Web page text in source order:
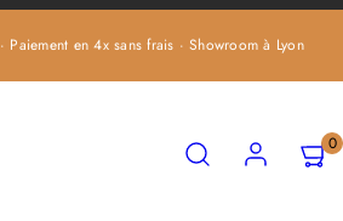
Paiement en 4x sans frais · Showroom à Lyon
RechercheCompte
mon
mon
0